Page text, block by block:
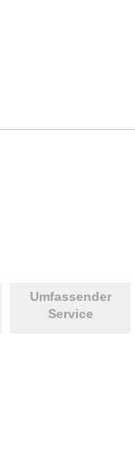
Umfassender
Service